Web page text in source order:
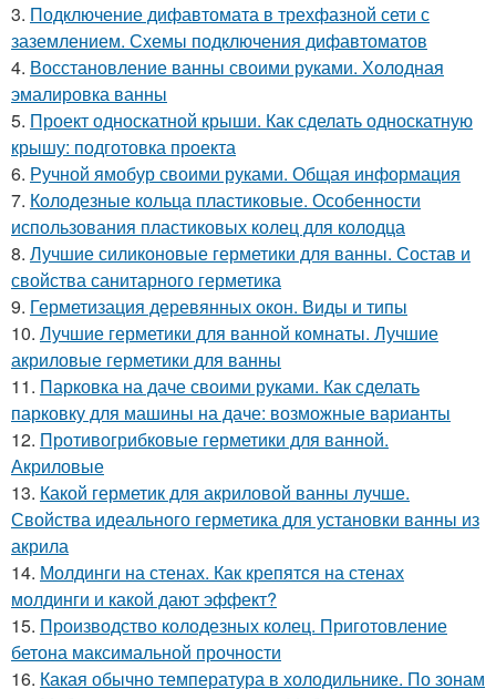
3. Подключение дифавтомата в трехфазной сети с
заземлением. Схемы подключения дифавтоматов
4. Восстановление ванны своими руками. Холодная
эмалировка ванны
5. Проект односкатной крыши. Как сделать односкатную
крышу: подготовка проекта
6. Ручной ямобур своими руками. Общая информация
7. Колодезные кольца пластиковые. Особенности
использования пластиковых колец для колодца
8. Лучшие силиконовые герметики для ванны. Состав и
свойства санитарного герметика
9. Герметизация деревянных окон. Виды и типы
10. Лучшие герметики для ванной комнаты. Лучшие
акриловые герметики для ванны
11. Парковка на даче своими руками. Как сделать
парковку для машины на даче: возможные варианты
12. Противогрибковые герметики для ванной.
Акриловые
13. Какой герметик для акриловой ванны лучше.
Свойства идеального герметика для установки ванны из
акрила
14. Молдинги на стенах. Как крепятся на стенах
молдинги и какой дают эффект?
15. Производство колодезных колец. Приготовление
бетона максимальной прочности
16. Какая обычно температура в холодильнике. По зонам